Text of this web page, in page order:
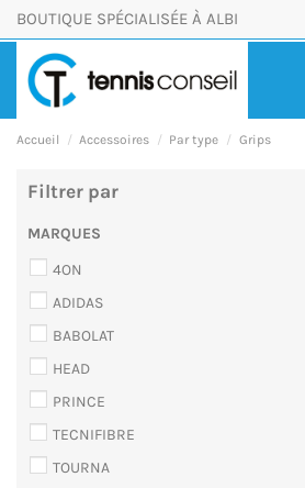
BOUTIQUE SPÉCIALISÉE À ALBI
Accueil Accessoires Par type Grips
Filtrer par
MARQUES
4ON
ADIDAS
BABOLAT
HEAD
PRINCE
TECNIFIBRE
TOURNA